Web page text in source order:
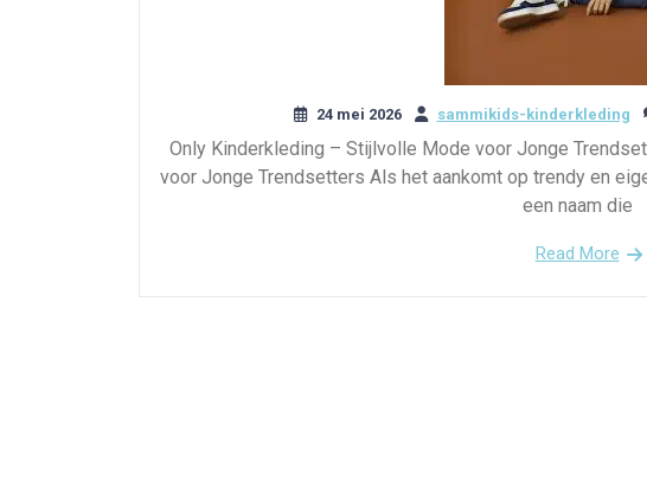
24 mei 2026 sammikids-kinderkleding
Only Kinderkleding – Stijlvolle Mode voor Jonge
voor Jonge Trendsetters Als het aankomt op trendy en
een naam die
Read More